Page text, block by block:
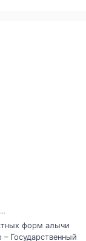
форм алычи
Государственный